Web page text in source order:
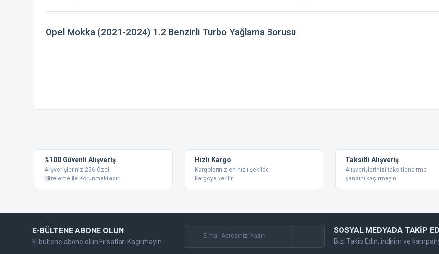
Opel Mokka (2021-2024) 1.2 Benzinli Turbo Yağlama Borusu
Ürün resmi kalitesiz, bozuk veya görüntülenemiyor.
Ürün açıklamasında eksik bilgiler bulunuyor.
Ürün bilgilerinde hatalar bulunuyor.
Ürün fiyatı diğer sitelerden daha pahalı.
%100 Güvenli Alışveriş
Alışverişleriniz 256 Özel
Şifreleme ile Korunmaktadır.
Hızlı Kargo
Kargolarınız en hızlı şekilde
kargoya verilir
Taksitli Alışveriş
Alışverişlerinizi taksitlendirme
şansını kaçırmayın.
E-BÜLTENE ABONE OLUN
E-bültene abone olun Fırsatları Kaçırmayın
SOSYAL MEDYADA TAKİP
Bizi Takip Edin, indirim ve